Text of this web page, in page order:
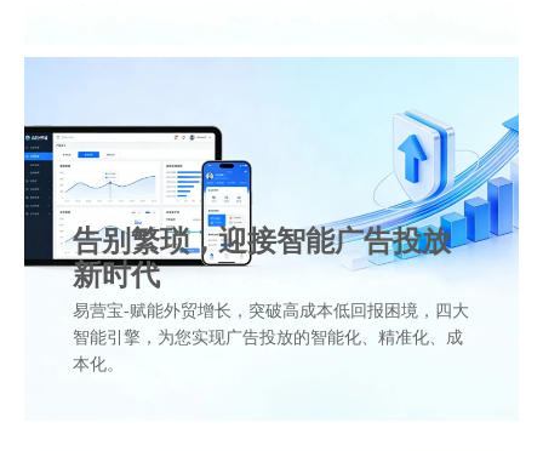
告别繁琐，迎接智能广告投放
新时代
易营宝-赋能外贸增长，突破高成本低回报困境，四大
智能引擎，为您实现广告投放的智能化、精准化、成
本化。